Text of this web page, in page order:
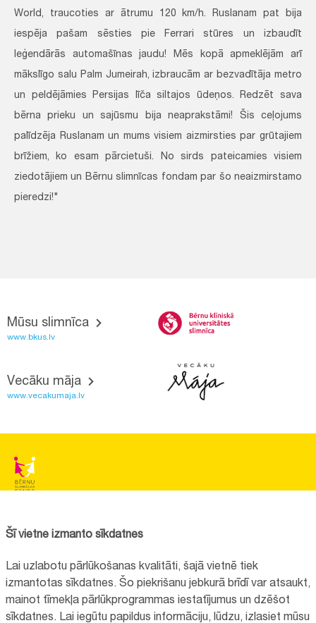
World, traucoties ar ātrumu 120 km/h. Ruslanam pat bija
iespēja pašam sēsties pie Ferrari stūres un izbaudīt
leģendārās automašīnas jaudu! Mēs kopā apmeklējām arī
mākslīgo salu Palm Jumeirah, izbraucām ar bezvadītāja metro
un peldējāmies Persijas līča siltajos ūdeņos. Redzēt sava
bērna prieku un sajūsmu bija neaprakstāmi! Šis ceļojums
palīdzēja Ruslanam un mums visiem aizmirsties par grūtajiem
brīžiem, ko esam pārcietuši. No sirds pateicamies visiem
ziedotājiem un Bērnu slimnīcas fondam par šo neaizmirstamo
pieredzi!"
Mūsu slimnīca
www.bkus.lv
Vecāku māja
www.vecakumaja.lv
Reģistrācijas nr.:40008057120
+371 67064475
Visi kontakti
Šī vietne izmanto sīkdatnes
Lai uzlabotu pārlūkošanas kvalitāti, šajā vietnē tiek
izmantotas sīkdatnes. Šo piekrišanu jebkurā brīdī var atsaukt,
mainot tīmekļa pārlūkprogrammas iestatījumus un dzēšot
sīkdatnes. Lai iegūtu papildus informāciju, lūdzu, izlasiet mūsu